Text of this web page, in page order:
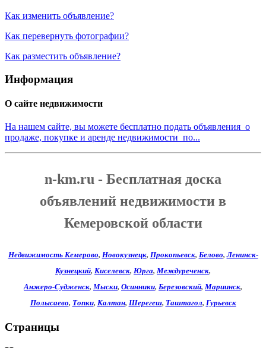
Как изменить объявление?
Как перевернуть фотографии?
Как разместить объявление?
Информация
О сайте недвижимости
На нашем сайте, вы можете бесплатно подать объявления о
продаже, покупке и аренде недвижимости по...
n-km.ru - Бесплатная доска
объявлений недвижимости в
Кемеровской области
Недвижимость Кемерово, Новокузнецк, Прокопьевск, Белово,Ленинск-
Кузнецкий, Киселевск, Юрга, Междуреченск,
Анжеро-Судженск, Мыски, Осинники, Березовский, Мариинск,
Полысаево, Топки, Калтан, Шерегеш, Таштагол, Гурьевск
Страницы